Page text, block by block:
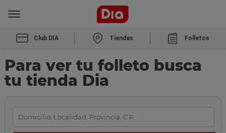
Club DIA Tiendas Folletos
Para ver tu folleto busca
tu tienda Dia